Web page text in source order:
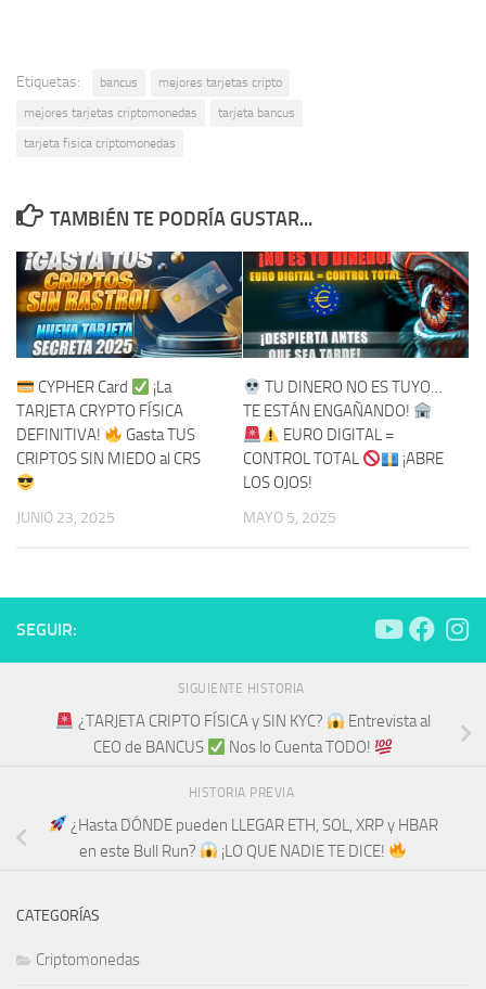
Etiquetas: bancus
mejores tarjetas cripto
mejores tarjetas criptomonedas
tarjeta bancus
tarjeta fisica criptomonedas
TAMBIÉN TE PODRÍA GUSTAR...
CYPHER Card
¡La
TARJETA CRYPTO FÍSICA
DEFINITIVA!
Gasta TUS
CRIPTOS SIN MIEDO al CRS
JUNIO 23, 2025
TU DINERO NO ES TUYO…
TE ESTÁN ENGAÑANDO!
EURO DIGITAL =
CONTROL TOTAL
¡ABRE
LOS OJOS!
MAYO 5, 2025
SEGUIR:
SIGUIENTE HISTORIA
¿TARJETA CRIPTO FÍSICA y SIN KYC?
Entrevista al
CEO de BANCUS
​ Nos lo Cuenta TODO!
HISTORIA PREVIA
¿Hasta DÓNDE pueden LLEGAR ETH, SOL, XRP y HBAR
en este Bull Run?
¡LO QUE NADIE TE DICE!
CATEGORÍAS
Criptomonedas